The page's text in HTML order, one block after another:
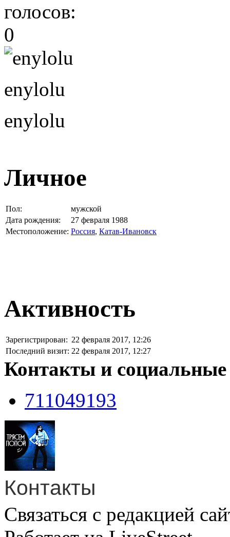
голосов:
0
enylolu
enylolu
Личное
Пол:
мужской
Дата рождения:
27 февраля 1988
Местоположение: Россия, Катав-Ивановск
Активность
Зарегистрирован: 22 февраля 2017, 12:26
Последний визит: 22 февраля 2017, 12:27
Контакты и социальные
711049193
Контакты
Связаться с редакцией